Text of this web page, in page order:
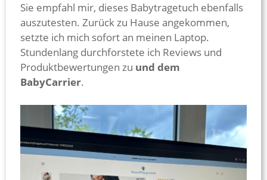
Sie empfahl mir, dieses Babytragetuch ebenfalls
auszutesten. Zurück zu Hause angekommen,
setzte ich mich sofort an meinen Laptop.
Stundenlang durchforstete ich Reviews und
Produktbewertungen zu und dem
BabyCarrier.